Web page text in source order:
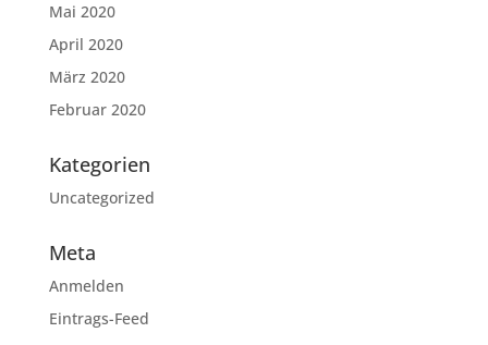
Mai 2020
April 2020
März 2020
Februar 2020
Kategorien
Uncategorized
Meta
Anmelden
Eintrags-Feed